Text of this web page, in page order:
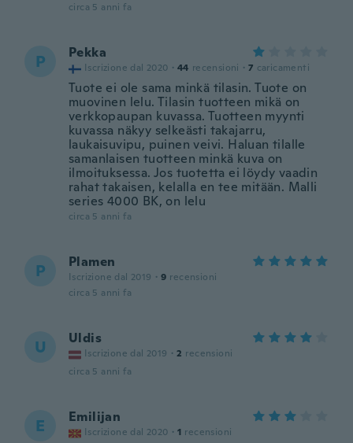
circa 5 anni fa
P Pekka
Iscrizione dal 2020 · 44 recensioni · 7 caricamenti
Tuote ei ole sama minkä tilasin. Tuote on
muovinen lelu. Tilasin tuotteen mikä on
verkkopaupan kuvassa. Tuotteen myynti
kuvassa näkyy selkeästi takajarru,
laukaisuvipu, puinen veivi. Haluan tilalle
samanlaisen tuotteen minkä kuva on
ilmoituksessa. Jos tuotetta ei löydy vaadin
rahat takaisen, kelalla en tee mitään. Malli
series 4000 BK, on lelu
circa 5 anni fa
P Plamen
Iscrizione dal 2019 · 9 recensioni
circa 5 anni fa
U Uldis
Iscrizione dal 2019 · 2 recensioni
circa 5 anni fa
E Emilijan
Iscrizione dal 2020 · 1 recensioni